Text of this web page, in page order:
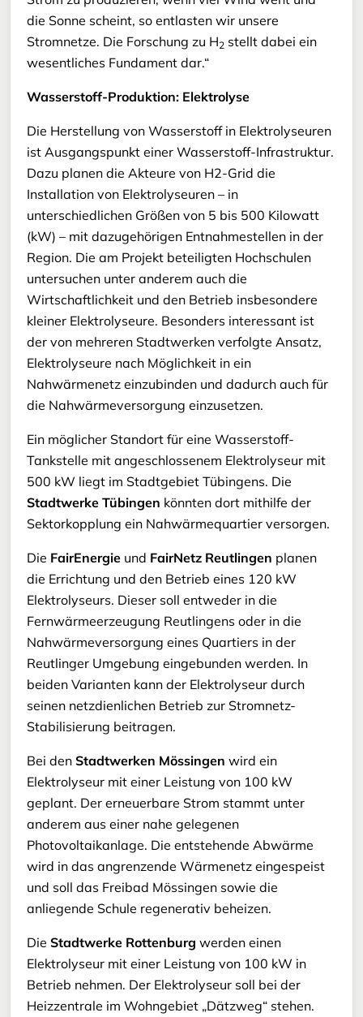
die Sonne scheint, so entlasten wir unsere
Stromnetze. Die Forschung zu H2stellt dabei ein
wesentliches Fundament dar.“
Wasserstoff-Produktion: Elektrolyse
Die Herstellung von Wasserstoff in Elektrolyseuren
ist Ausgangspunkt einer Wasserstoff-Infrastruktur.
Dazu planen die Akteure von H2-Grid die
Installation von Elektrolyseuren – in
unterschiedlichen Größen von 5 bis 500 Kilowatt
(kW) – mit dazugehörigen Entnahmestellen in der
Region. Die am Projekt beteiligten Hochschulen
untersuchen unter anderem auch die
Wirtschaftlichkeit und den Betrieb insbesondere
kleiner Elektrolyseure. Besonders interessant ist
der von mehreren Stadtwerken verfolgte Ansatz,
Elektrolyseure nach Möglichkeit in ein
Nahwärmenetz einzubinden und dadurch auch für
die Nahwärmeversorgung einzusetzen.
Ein möglicher Standort für eine Wasserstoff-
Tankstelle mit angeschlossenem Elektrolyseur mit
500 kW liegt im Stadtgebiet Tübingens. Die
Stadtwerke Tübingen könnten dort mithilfe der
Sektorkopplung ein Nahwärmequartier versorgen.
Die FairEnergieund FairNetz Reutlingen planen
die Errichtung und den Betrieb eines 120 kW
Elektrolyseurs. Dieser soll entweder in die
Fernwärmeerzeugung Reutlingens oder in die
Nahwärmeversorgung eines Quartiers in der
Reutlinger Umgebung eingebunden werden. In
beiden Varianten kann der Elektrolyseur durch
seinen netzdienlichen Betrieb zur Stromnetz-
Stabilisierung beitragen.
Bei den Stadtwerken Mössingen wird ein
Elektrolyseur mit einer Leistung von 100 kW
geplant. Der erneuerbare Strom stammt unter
anderem aus einer nahe gelegenen
Photovoltaikanlage. Die entstehende Abwärme
wird in das angrenzende Wärmenetz eingespeist
und soll das Freibad Mössingen sowie die
anliegende Schule regenerativ beheizen.
Die Stadtwerke Rottenburg werden einen
Elektrolyseur mit einer Leistung von 100 kW in
Betrieb nehmen. Der Elektrolyseur soll bei der
Heizzentrale im Wohngebiet „Dätzweg“ stehen.